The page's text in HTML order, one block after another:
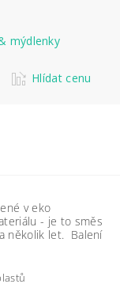
mýdlenky
Hlídat cenu
v eko
- je to směs
několik let. Balení